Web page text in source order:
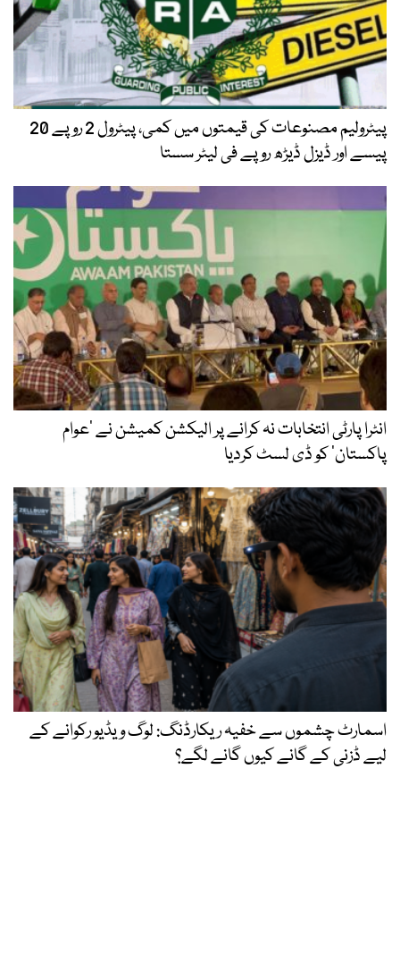
پیٹرولیم مصنوعات کی قیمتوں میں کمی، پیٹرول 2 روپے 20
پیسے اور ڈیزل ڈیڑھ روپے فی لیٹر سستا
انٹرا پارٹی انتخابات نہ کرانے پر الیکشن کمیشن نے ’عوام
پاکستان‘ کو ڈی لسٹ کردیا
اسمارٹ چشموں سے خفیہ ریکارڈنگ: لوگ ویڈیو رکوانے کے
لیے ڈزنی کے گانے کیوں گانے لگے؟